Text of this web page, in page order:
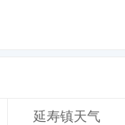
延寿镇天气